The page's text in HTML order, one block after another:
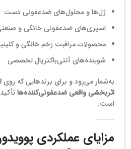
ژل‌ها و محلول‌های ضدعفونی دست
اسپری‌های ضدعفونی خانگی و
محصولات مراقبت زخم خانگی و
شوینده‌های آنتی‌باکتریال تخصصی
به‌شمار می‌رود و برای برندهایی که روی
اثربخشی واقعی ضدعفونی‌کننده‌ها
است.
مزایای عملکردی